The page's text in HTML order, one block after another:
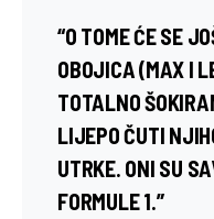
“O TOME ĆE SE
OBOJICA (MAX I
TOTALNO
LIJEPO ČUTI
UTRKE. ONI SU
FORMULE 1.”